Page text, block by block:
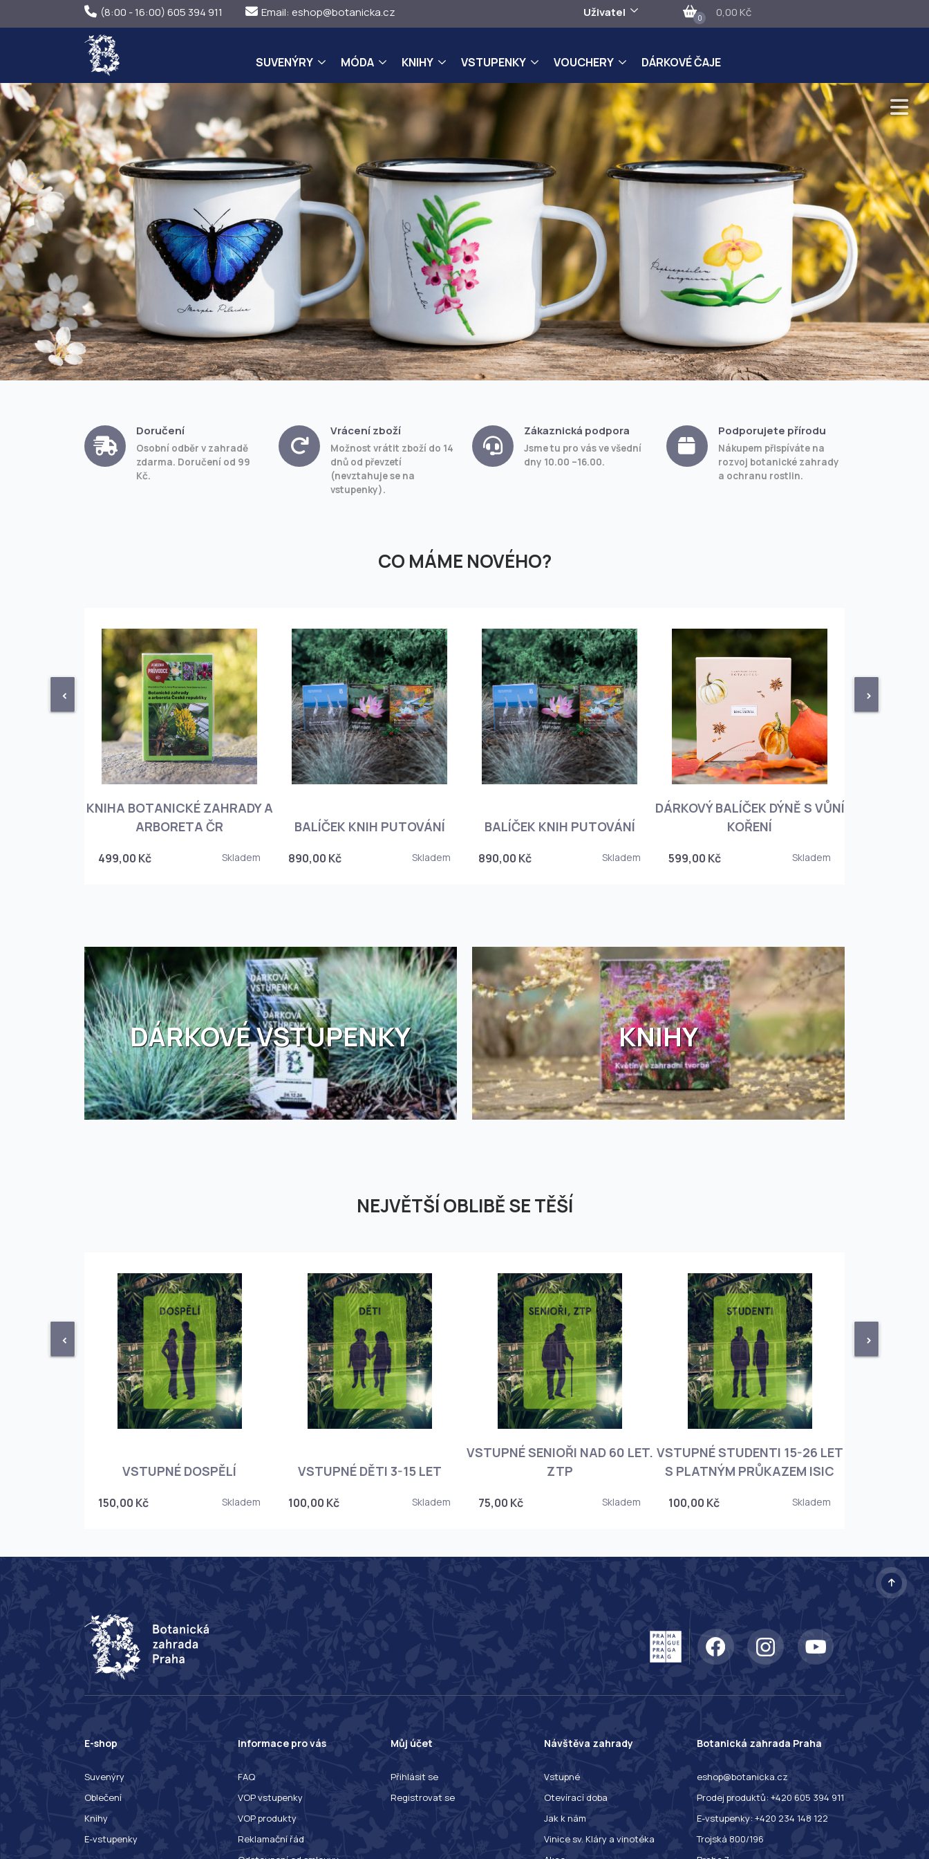
(8:00 - 16:00) 605 394 911 Email: eshop@botanicka.cz Uživatel 0 0,00 Kč
SUVENÝRY MÓDA KNIHY VSTUPENKY VOUCHERY DÁRKOVÉ ČAJE
Doručení
Osobní odběr v zahradě
zdarma. Doručení od 99
Kč.
Vrácení zboží
Možnost vrátit zboží do 14
dnů od převzetí
(nevztahuje se na
vstupenky).
Zákaznická podpora
Jsme tu pro vás ve všední
dny 10.00 –16.00.
Podporujete přírodu
Nákupem přispíváte na
rozvoj botanické zahrady
a ochranu rostlin.
CO MÁME NOVÉHO?
< >
KNIHA BOTANICKÉ ZAHRADY A
ARBORETA ČR
499,00 Kč Skladem
BALÍČEK KNIH PUTOVÁNÍ
890,00 Kč Skladem
BALÍČEK KNIH PUTOVÁNÍ
890,00 Kč Skladem
DÁRKOVÝ BALÍČEK DÝNĚ S VŮNÍ
KOŘENÍ
599,00 Kč Skladem
DÁRKOVÉ VSTUPENKY KNIHY
NEJVĚTŠÍ OBLIBĚ SE TĚŠÍ
< >
VSTUPNÉ DOSPĚLÍ
150,00 Kč Skladem
VSTUPNÉ DĚTI 3-15 LET
100,00 Kč Skladem
VSTUPNÉ SENIOŘI NAD 60 LET.
ZTP
75,00 Kč Skladem
VSTUPNÉ STUDENTI 15-26 LET
S PLATNÝM PRŮKAZEM ISIC
100,00 Kč Skladem
E-shop
Suvenýry
Oblečení
Knihy
E-vstupenky
Informace pro vás
FAQ
VOP vstupenky
VOP produkty
Reklamační řád
Můj účet
Přihlásit se
Registrovat se
Návštěva zahrady
Vstupné
Otevírací doba
Jak k nám
Vinice sv. Kláry a vinotéka
Botanická zahrada Praha
eshop@botanicka.cz
Prodej produktů: +420 605 394 911
E-vstupenky: +420 234 148 122
Trojská 800/196